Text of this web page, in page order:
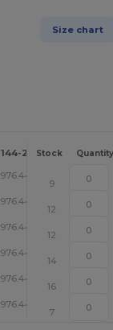
Size chart
144-287 288 +
Stock Quantity
976.44
9
976.44
12
976.44
12
976.44
14
976.44
16
976.44
7